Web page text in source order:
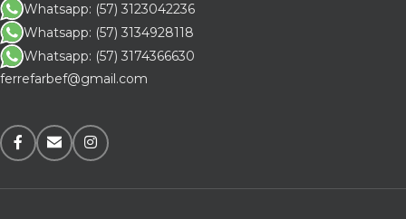
Whatsapp: (57) 3123042236
Whatsapp: (57) 3134928118
Whatsapp: (57) 3174366630
ferrefarbef@gmail.com